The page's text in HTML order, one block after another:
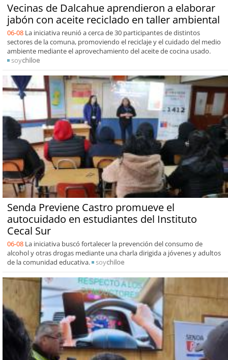
Vecinas de Dalcahue aprendieron a elaborar
jabón con aceite reciclado en taller ambiental
06-08 La iniciativa reunió a cerca de 30 participantes de distintos
sectores de la comuna, promoviendo el reciclaje y el cuidado del medio
ambiente mediante el aprovechamiento del aceite de cocina usado.
soychiloe
Senda Previene Castro promueve el
autocuidado en estudiantes del Instituto
Cecal Sur
06-08 La iniciativa buscó fortalecer la prevención del consumo de
alcohol y otras drogas mediante una charla dirigida a jóvenes y adultos
de la comunidad educativa.
soychiloe